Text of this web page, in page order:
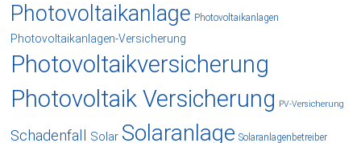
Photovoltaikanlage Photovoltaikanlagen
Photovoltaikanlagen-Versicherung
Photovoltaikversicherung
Photovoltaik Versicherung PV-Versicherung
Schadenfall Solar Solaranlage Solaranlagenbetreiber